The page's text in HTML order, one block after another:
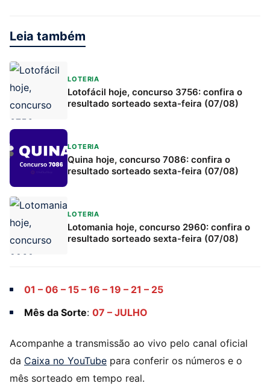
Leia também
LOTERIA
Lotofácil hoje, concurso 3756: confira o
resultado sorteado sexta-feira (07/08)
LOTERIA
Quina hoje, concurso 7086: confira o
resultado sorteado sexta-feira (07/08)
LOTERIA
Lotomania hoje, concurso 2960: confira o
resultado sorteado sexta-feira (07/08)
01 – 06 – 15 – 16 – 19 – 21 – 25
Mês da Sorte: 07 – JULHO
Acompanhe a transmissão ao vivo pelo canal oficial
da Caixa no YouTube para conferir os números e o
mês sorteado em tempo real.